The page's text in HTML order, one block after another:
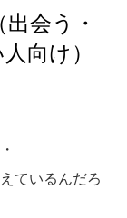
会う・
向け）
ているんだろ